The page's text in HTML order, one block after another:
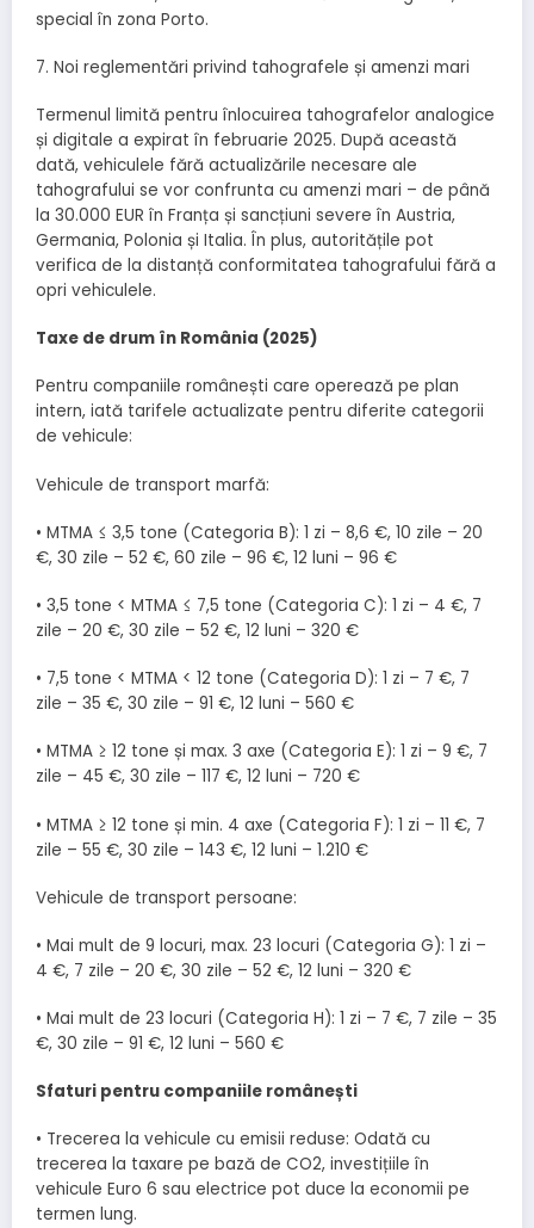
special în zona Porto.
7. Noi reglementări privind tahografele și amenzi mari
Termenul limită pentru înlocuirea tahografelor analogice
și digitale a expirat în februarie 2025. După această
dată, vehiculele fără actualizările necesare ale
tahografului se vor confrunta cu amenzi mari – de până
la 30.000 EUR în Franța și sancțiuni severe în Austria,
Germania, Polonia și Italia. În plus, autoritățile pot
verifica de la distanță conformitatea tahografului fără a
opri vehiculele.
Taxe de drum în România (2025)
Pentru companiile românești care operează pe plan
intern, iată tarifele actualizate pentru diferite categorii
de vehicule:
Vehicule de transport marfă:
• MTMA ≤ 3,5 tone (Categoria B): 1 zi – 8,6 €, 10 zile – 20
€, 30 zile – 52 €, 60 zile – 96 €, 12 luni – 96 €
• 3,5 tone < MTMA ≤ 7,5 tone (Categoria C): 1 zi – 4 €, 7
zile – 20 €, 30 zile – 52 €, 12 luni – 320 €
• 7,5 tone < MTMA < 12 tone (Categoria D): 1 zi – 7 €, 7
zile – 35 €, 30 zile – 91 €, 12 luni – 560 €
• MTMA ≥ 12 tone și max. 3 axe (Categoria E): 1 zi – 9 €, 7
zile – 45 €, 30 zile – 117 €, 12 luni – 720 €
• MTMA ≥ 12 tone și min. 4 axe (Categoria F): 1 zi – 11 €, 7
zile – 55 €, 30 zile – 143 €, 12 luni – 1.210 €
Vehicule de transport persoane:
• Mai mult de 9 locuri, max. 23 locuri (Categoria G): 1 zi –
4 €, 7 zile – 20 €, 30 zile – 52 €, 12 luni – 320 €
• Mai mult de 23 locuri (Categoria H): 1 zi – 7 €, 7 zile – 35
€, 30 zile – 91 €, 12 luni – 560 €
Sfaturi pentru companiile românești
• Trecerea la vehicule cu emisii reduse: Odată cu
trecerea la taxare pe bază de CO2, investițiile în
vehicule Euro 6 sau electrice pot duce la economii pe
termen lung.